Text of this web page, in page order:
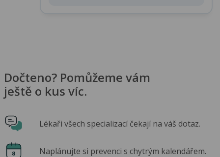
Dočteno? Pomůžeme vám
ještě o kus víc.
Lékaři všech specializací čekají na váš dotaz.
Naplánujte si prevenci s chytrým kalendářem.